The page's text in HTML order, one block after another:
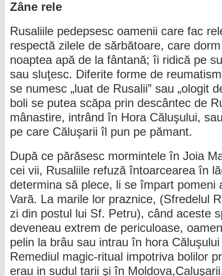
Zâne rele
Rusaliile pedepsesc oamenii care fac
respectă zilele de sărbătoare, care
noaptea apă de la fântană; îi ridică pe
sau sluţesc. Diferite forme de
se numesc „luat de Rusalii” sau „ologit
boli se putea scăpa prin descântec de
mânastire, intrând în Hora Căluşului,
pe care Căluşarii îl pun pe pămant.
După ce părăsesc mormintele în Joia
cei vii, Rusaliile refuză întoarcearea în
determina să plece, li se împart pomeni
Vară. La marile lor praznice, (Sfredelul
zi din postul lui Sf. Petru), când aceste
deveneau extrem de periculoase,
pelin la brâu sau intrau în hora
Remediul magic-ritual impotriva bolilor
erau in sudul tarii şi în